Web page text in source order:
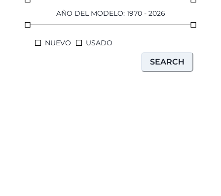
AÑO DEL MODELO: 1970- 2026
NUEVO USADO
SEARCH